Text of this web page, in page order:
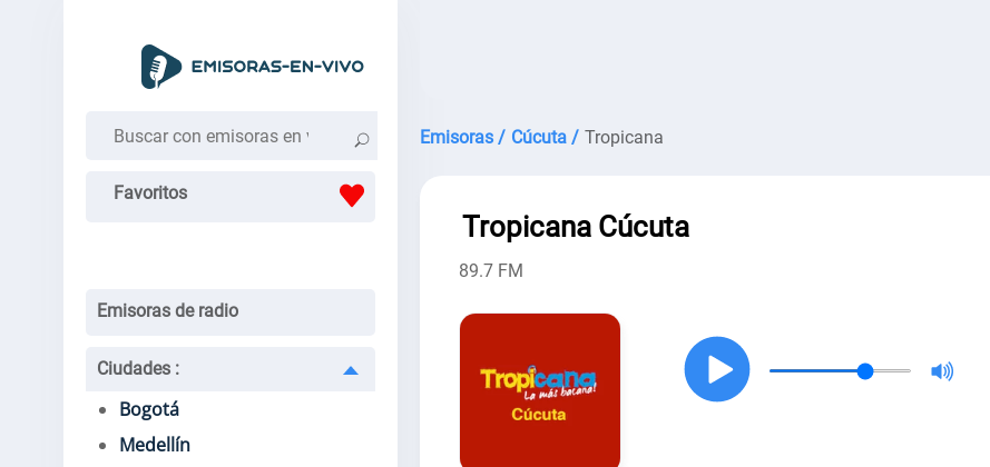
Favoritos
Emisoras de radio
Ciudades :
Bogotá
Medellín
Emisoras / Cúcuta / Tropicana
Tropicana Cúcuta
89.7 FM